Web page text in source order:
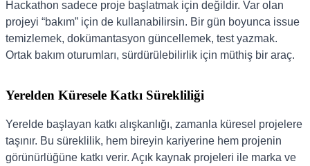
Hackathon sadece proje başlatmak için değildir. Var olan
projeyi “bakım” için de kullanabilirsin. Bir gün boyunca issue
temizlemek, dokümantasyon güncellemek, test yazmak.
Ortak bakım oturumları, sürdürülebilirlik için müthiş bir araç.
Yerelden Küresele Katkı Sürekliliği
Yerelde başlayan katkı alışkanlığı, zamanla küresel projelere
taşınır. Bu süreklilik, hem bireyin kariyerine hem projenin
görünürlüğüne katkı verir. Açık kaynak projeleri ile marka ve